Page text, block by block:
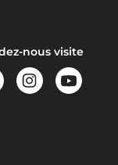
nous visite